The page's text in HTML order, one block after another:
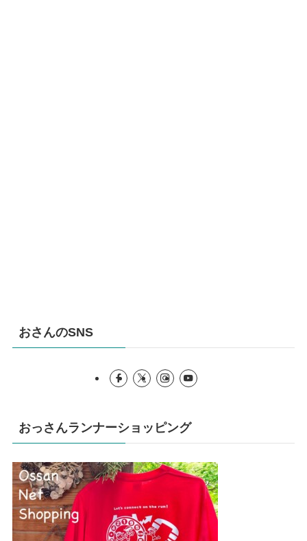
おさんのSNS
おっさんランナーショッピング